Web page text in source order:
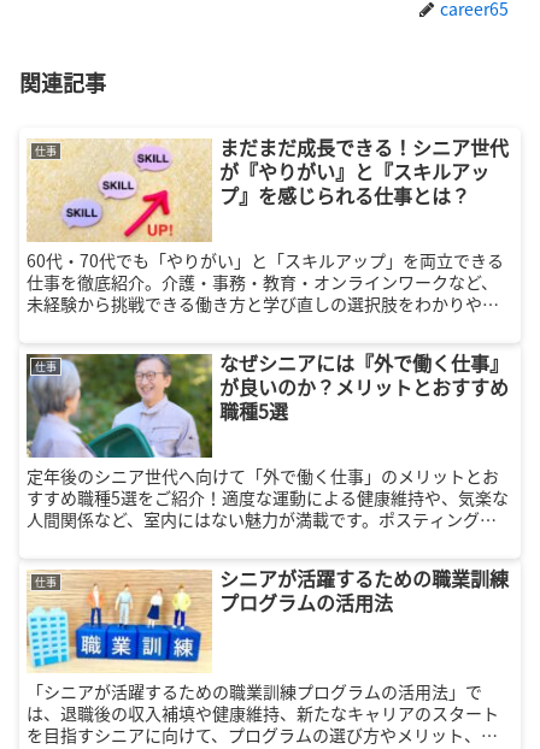
career65
関連記事
仕事
まだまだ成長できる！シニア世代
が『やりがい』と『スキルアッ
プ』を感じられる仕事とは？
60代・70代でも「やりがい」と「スキルアップ」を両立できる
仕事を徹底紹介。介護・事務・教育・オンラインワークなど、
未経験から挑戦できる働き方と学び直しの選択肢をわかりやす
仕事
なぜシニアには『外で働く仕事』
が良いのか？メリットとおすすめ
職種5選
定年後のシニア世代へ向けて「外で働く仕事」のメリットとお
すすめ職種5選をご紹介！適度な運動による健康維持や、気楽な
人間関係など、室内にはない魅力が満載です。ポスティングや
解説。心身ともに充実した働き方を見つけましょう。
仕事
シニアが活躍するための職業訓練
プログラムの活用法
「シニアが活躍するための職業訓練プログラムの活用法」で
は、退職後の収入補填や健康維持、新たなキャリアのスタート
を目指すシニアに向けて、プログラムの選び方やメリット、成